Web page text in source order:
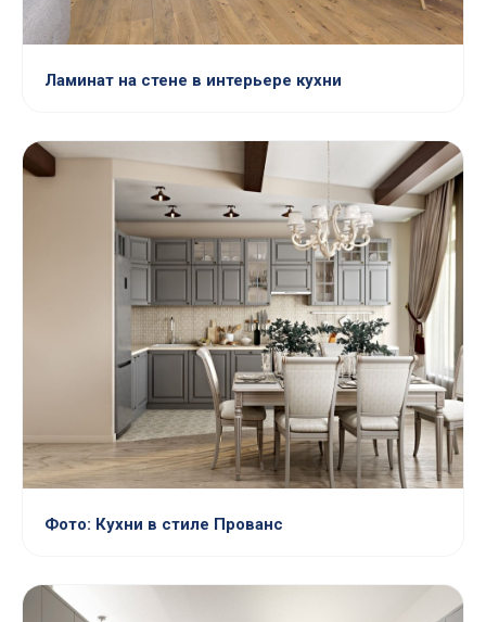
Ламинат на стене в интерьере кухни
Фото: Кухни в стиле Прованс